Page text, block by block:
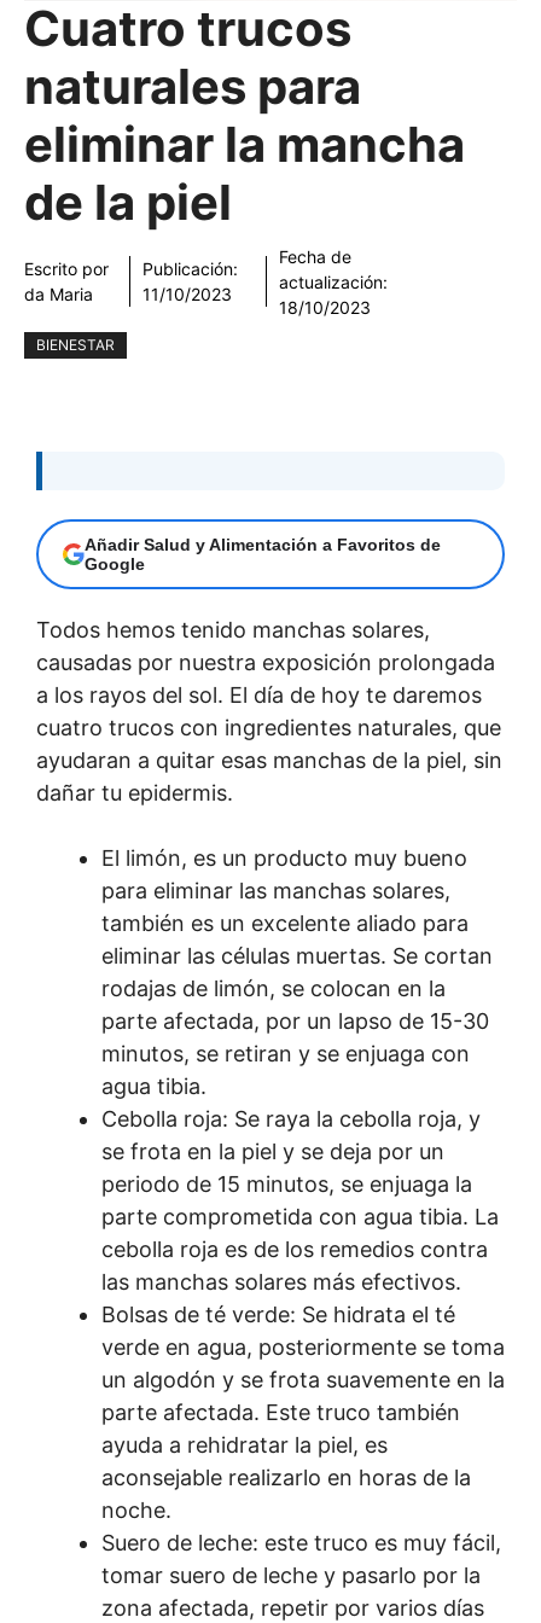
Cuatro trucos
naturales para
eliminar la mancha
de la piel
Escrito por
da Maria
Publicación:
11/10/2023
Fecha de
actualización:
18/10/2023
BIENESTAR
Añadir Salud y Alimentación a Favoritos de
Google
Todos hemos tenido manchas solares,
causadas por nuestra exposición prolongada
a los rayos del sol. El día de hoy te daremos
cuatro trucos con ingredientes naturales, que
ayudaran a quitar esas manchas de la piel, sin
dañar tu epidermis.
El limón, es un producto muy bueno
para eliminar las manchas solares,
también es un excelente aliado para
eliminar las células muertas. Se cortan
rodajas de limón, se colocan en la
parte afectada, por un lapso de 15-30
minutos, se retiran y se enjuaga con
agua tibia.
Cebolla roja: Se raya la cebolla roja, y
se frota en la piel y se deja por un
periodo de 15 minutos, se enjuaga la
parte comprometida con agua tibia. La
cebolla roja es de los remedios contra
las manchas solares más efectivos.
Bolsas de té verde: Se hidrata el té
verde en agua, posteriormente se toma
un algodón y se frota suavemente en la
parte afectada. Este truco también
ayuda a rehidratar la piel, es
aconsejable realizarlo en horas de la
noche.
Suero de leche: este truco es muy fácil,
tomar suero de leche y pasarlo por la
zona afectada, repetir por varios días